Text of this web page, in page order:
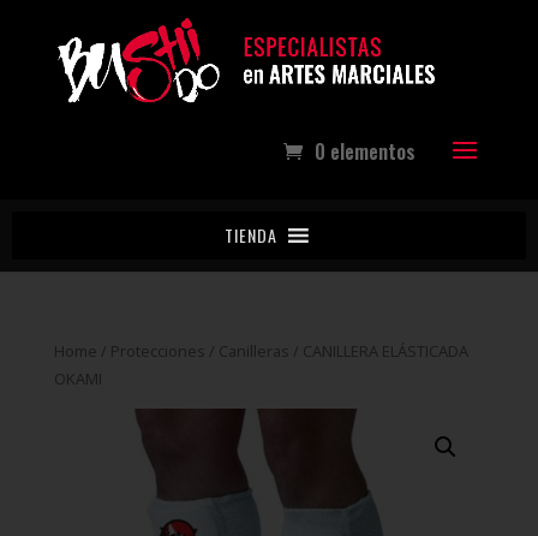
0 elementos
TIENDA
Home / Protecciones / Canilleras / CANILLERA ELÁSTICADA
OKAMI